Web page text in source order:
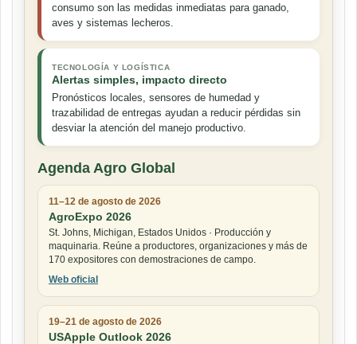
consumo son las medidas inmediatas para ganado,
aves y sistemas lecheros.
TECNOLOGÍA Y LOGÍSTICA
Alertas simples, impacto directo
Pronósticos locales, sensores de humedad y
trazabilidad de entregas ayudan a reducir pérdidas sin
desviar la atención del manejo productivo.
Agenda Agro Global
11–12 de agosto de 2026
AgroExpo 2026
St. Johns, Michigan, Estados Unidos · Producción y
maquinaria. Reúne a productores, organizaciones y más de
170 expositores con demostraciones de campo.
Web oficial
19–21 de agosto de 2026
USApple Outlook 2026